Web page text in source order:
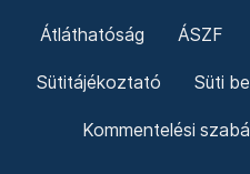
Átláthatóság ÁSZF
Sütitájékoztató Süti
Kommentelési